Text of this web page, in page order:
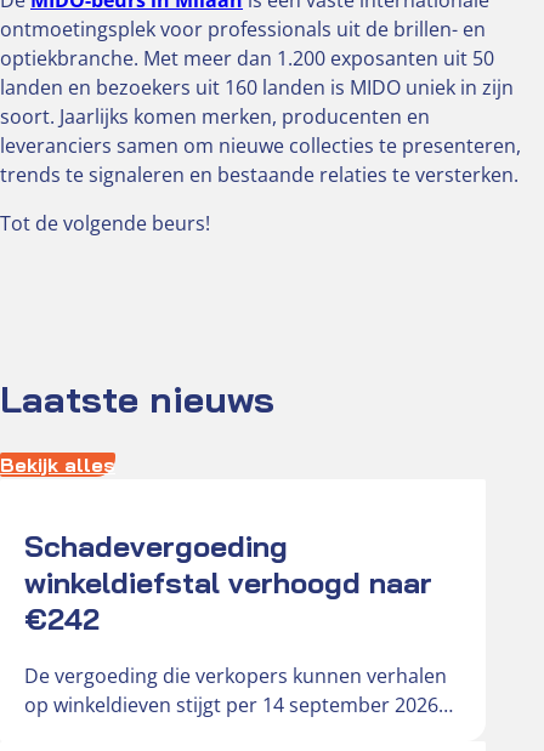
ontmoetingsplek voor professionals uit de brillen- en
optiekbranche. Met meer dan 1.200 exposanten uit 50
landen en bezoekers uit 160 landen is MIDO uniek in zijn
soort. Jaarlijks komen merken, producenten en
leveranciers samen om nieuwe collecties te presenteren,
trends te signaleren en bestaande relaties te versterken.
Tot de volgende beurs!
Laatste nieuws
Bekijk alles
Schadevergoeding
winkeldiefstal verhoogd naar
€242
De vergoeding die verkopers kunnen verhalen
op winkeldieven stijgt per 14 september 2026